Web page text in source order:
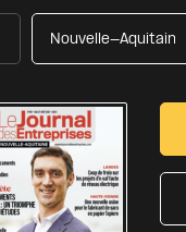
Précédent